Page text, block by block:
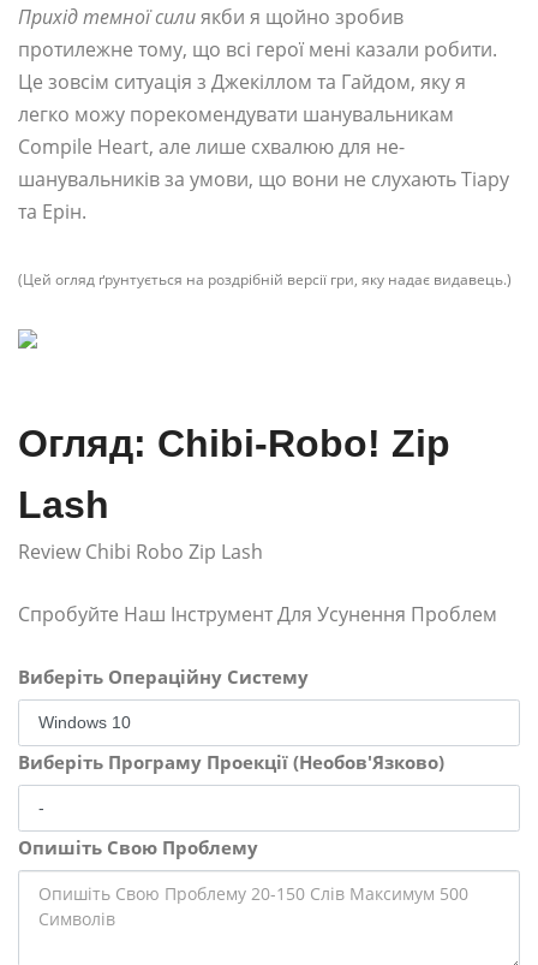
Прихід темної силиякби я щойно зробив
протилежне тому, що всі герої мені казали робити.
Це зовсім ситуація з Джекіллом та Гайдом, яку я
легко можу порекомендувати шанувальникам
Compile Heart, але лише схвалюю для не-
шанувальників за умови, що вони не слухають Тіару
та Ерін.
(Цей огляд ґрунтується на роздрібній версії гри, яку надає видавець.)
Огляд: Chibi-Robo! Zip
Lash
Review Chibi Robo Zip Lash
Спробуйте Наш Інструмент Для Усунення Проблем
Виберіть Операційну Систему
Виберіть Програму Проекції (Необов'Язково)
Опишіть Свою Проблему